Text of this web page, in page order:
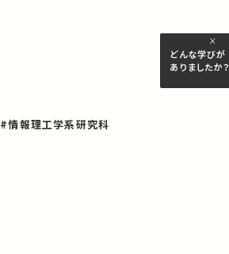
どんな学びが
ありましたか？
#情報理工学系研究科